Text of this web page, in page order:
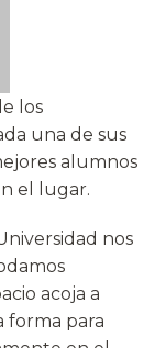
los
una de sus
alumnos
el lugar.
nos
acoja a
forma para